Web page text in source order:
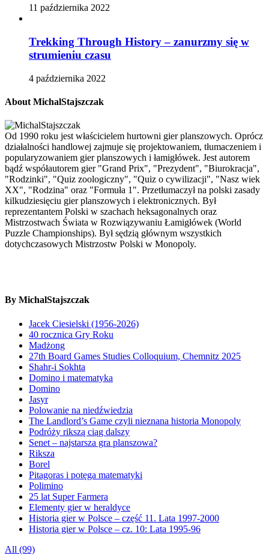
11 października 2022
Trekking Through History – zanurzmy się w
strumieniu czasu
4 października 2022
About MichalStajszczak
Od 1990 roku jest właścicielem hurtowni gier planszowych. Oprócz
działalności handlowej zajmuje się projektowaniem, tłumaczeniem i
popularyzowaniem gier planszowych i łamigłówek. Jest autorem
bądź współautorem gier "Grand Prix", "Prezydent", "Biurokracja",
"Rodzinki", "Quiz zoologiczny", "Quiz o cywilizacji", "Nasz wiek
XX", "Rodzina" oraz "Formuła 1". Przetłumaczył na polski zasady
kilkudziesięciu gier planszowych i elektronicznych. Był
reprezentantem Polski w szachach heksagonalnych oraz
Mistrzostwach Świata w Rozwiązywaniu Łamigłówek (World
Puzzle Championships). Był sędzią głównym wszystkich
dotychczasowych Mistrzostw Polski w Monopoly.
By MichalStajszczak
Jacek Ciesielski (1956-2026)
40 rocznica Gry Roku
Madżong
27th Board Games Studies Colloquium, Chemnitz 2025
Shahr-i Sokhta
Domino i matematyka
Domino
Jasyr
Polowanie na niedźwiedzia
The Landlord’s Game czyli nieznana historia Monopoly
Podróży rikszą ciąg dalszy
Senet – najstarsza gra planszowa?
Riksza
Borel
Pitagoras i potęga matematyki
Polimino
25 lat Super Farmera
Elementy gier w heraldyce
Historia gier w Polsce – część 11. Lata 1997-2000
Historia gier w Polsce – cz. 10: Lata 1995-96
All (99)